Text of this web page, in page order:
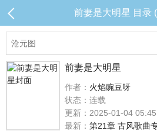
前妻是大明星 目录
前妻是大明星
作者： 火焰豌豆呀
状态：连载
更新：2025-01-04
最新： 第21章 古风歌曲